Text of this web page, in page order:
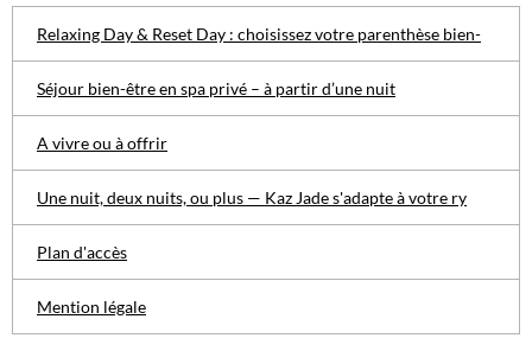
Relaxing Day & Reset Day : choisissez votre parenthèse bien-
Séjour bien-être en spa privé – à partir d’une nuit
A vivre ou à offrir
Une nuit, deux nuits, ou plus — Kaz Jade s'adapte à votre ry
Plan d'accès
Mention légale